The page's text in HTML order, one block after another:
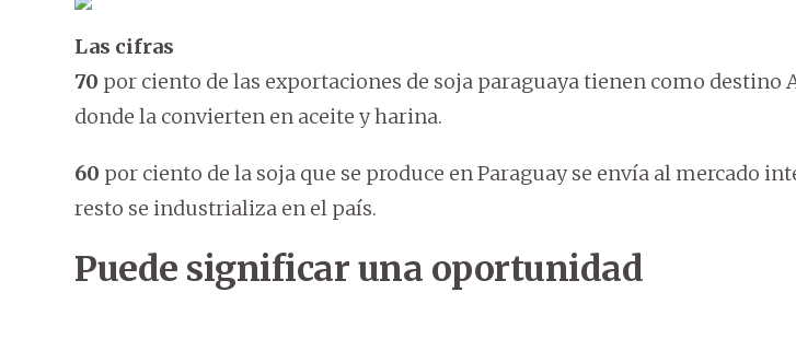
Las cifras
70 por ciento de las exportaciones de soja paraguaya tienen como destino
donde la convierten en aceite y harina.
60 por ciento de la soja que se produce en Paraguay se envía al mercado
resto se industrializa en el país.
Puede significar una oportunidad